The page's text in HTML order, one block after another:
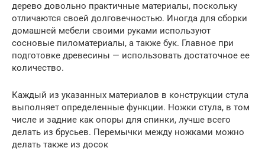
дерево довольно практичные материалы, поскольку
отличаются своей долговечностью. Иногда для сборки
домашней мебели своими руками используют
сосновые пиломатериалы, а также бук. Главное при
подготовке древесины — использовать достаточное ее
количество.
Каждый из указанных материалов в конструкции стула
выполняет определенные функции. Ножки стула, в том
числе и задние как опоры для спинки, лучше всего
делать из брусьев. Перемычки между ножками можно
делать также из досок